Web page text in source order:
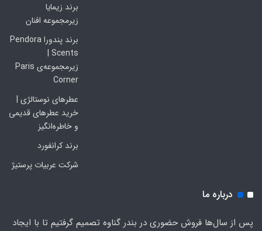
برند زیمایا
زیرمجموعه افنان
برند پندورا Pendora
Scents |
زیرمجموعه‌ی Paris
Corner
عطرهای نوستالژی |
خرید عطرهای قدیمی
و خاطره‌انگیز
برند کرانفورد
شرکت عربیات پرستیژ
درباره ما
پس از سال‌ها فروش حضوری در بندر گناوه تصمیم گرفتیم تا با ایجاد